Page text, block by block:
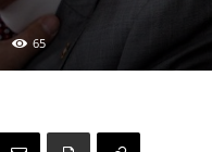
65